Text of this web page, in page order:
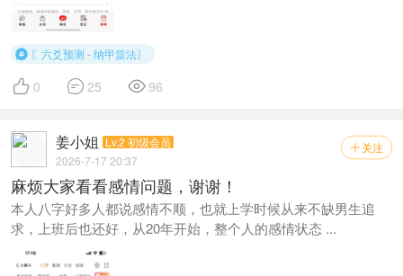
 〖六爻预测 - 纳甲筮法〗
 0  25 96
 关注
姜小姐 Lv.2 初级会员
2026-7-17 20:37
麻烦大家看看感情问题，谢谢！
本人八字好多人都说感情不顺，也就上学时候从来不缺男生追
求，上班后也还好，从20年开始，整个人的感情状态 ...